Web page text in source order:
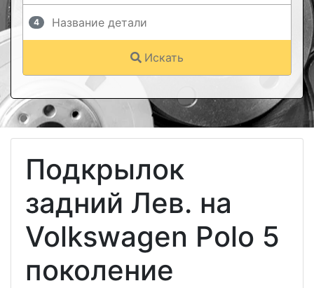
4
Искать
Подкрылок
задний Лев. на
Volkswagen Polo 5
поколение